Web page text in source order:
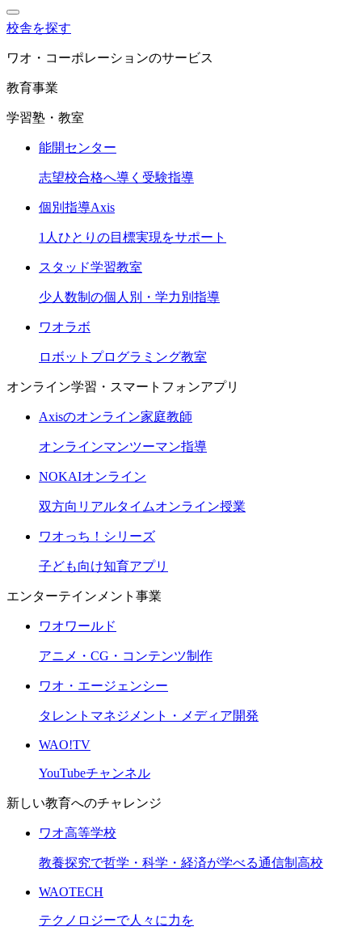
校舎を探す
ワオ・コーポレーションのサービス
教育事業
学習塾・教室
能開センター
志望校合格へ導く受験指導
個別指導Axis
1人ひとりの目標実現をサポート
スタッド学習教室
少人数制の個人別・学力別指導
ワオラボ
ロボットプログラミング教室
オンライン学習・スマートフォンアプリ
Axisのオンライン家庭教師
オンラインマンツーマン指導
NOKAIオンライン
双方向リアルタイムオンライン授業
ワオっち！シリーズ
子ども向け知育アプリ
エンターテインメント事業
ワオワールド
アニメ・CG・コンテンツ制作
ワオ・エージェンシー
タレントマネジメント・メディア開発
WAO!TV
YouTubeチャンネル
新しい教育へのチャレンジ
ワオ高等学校
教養探究で哲学・科学・経済が学べる通信制高校
WAOTECH
テクノロジーで人々に力を